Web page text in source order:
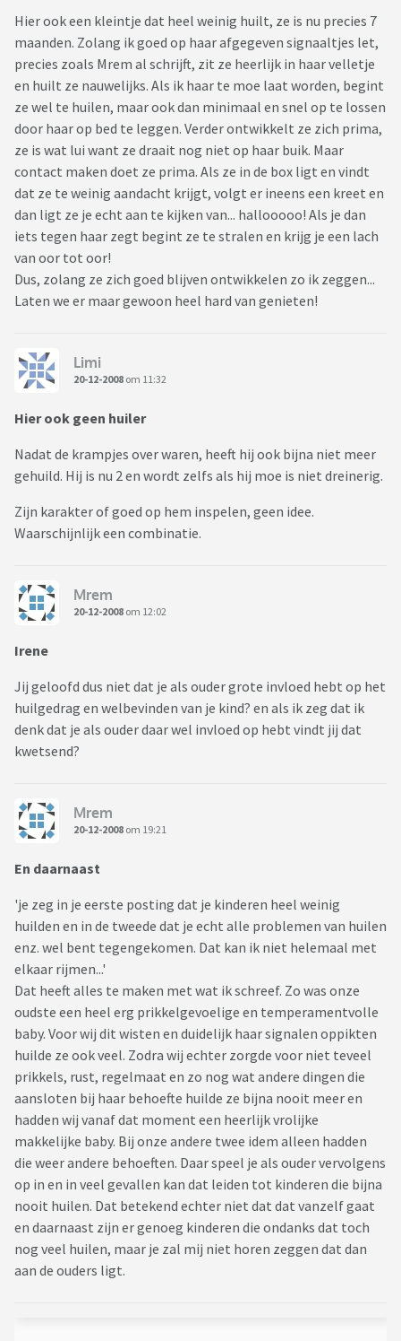
Hier ook een kleintje dat heel weinig huilt, ze is nu precies 7
maanden. Zolang ik goed op haar afgegeven signaaltjes let,
precies zoals Mrem al schrijft, zit ze heerlijk in haar velletje
en huilt ze nauwelijks. Als ik haar te moe laat worden, begint
ze wel te huilen, maar ook dan minimaal en snel op te lossen
door haar op bed te leggen. Verder ontwikkelt ze zich prima,
ze is wat lui want ze draait nog niet op haar buik. Maar
contact maken doet ze prima. Als ze in de box ligt en vindt
dat ze te weinig aandacht krijgt, volgt er ineens een kreet en
dan ligt ze je echt aan te kijken van... hallooooo! Als je dan
iets tegen haar zegt begint ze te stralen en krijg je een lach
van oor tot oor!
Dus, zolang ze zich goed blijven ontwikkelen zo ik zeggen...
Laten we er maar gewoon heel hard van genieten!
Limi
20-12-2008 om 11:32
Hier ook geen huiler
Nadat de krampjes over waren, heeft hij ook bijna niet meer
gehuild. Hij is nu 2 en wordt zelfs als hij moe is niet dreinerig.
Zijn karakter of goed op hem inspelen, geen idee.
Waarschijnlijk een combinatie.
Mrem
20-12-2008 om 12:02
Irene
Jij geloofd dus niet dat je als ouder grote invloed hebt op het
huilgedrag en welbevinden van je kind? en als ik zeg dat ik
denk dat je als ouder daar wel invloed op hebt vindt jij dat
kwetsend?
Mrem
20-12-2008 om 19:21
En daarnaast
'je zeg in je eerste posting dat je kinderen heel weinig
huilden en in de tweede dat je echt alle problemen van huilen
enz. wel bent tegengekomen. Dat kan ik niet helemaal met
elkaar rijmen...'
Dat heeft alles te maken met wat ik schreef. Zo was onze
oudste een heel erg prikkelgevoelige en temperamentvolle
baby. Voor wij dit wisten en duidelijk haar signalen oppikten
huilde ze ook veel. Zodra wij echter zorgde voor niet teveel
prikkels, rust, regelmaat en zo nog wat andere dingen die
aansloten bij haar behoefte huilde ze bijna nooit meer en
hadden wij vanaf dat moment een heerlijk vrolijke
makkelijke baby. Bij onze andere twee idem alleen hadden
die weer andere behoeften. Daar speel je als ouder vervolgens
op in en in veel gevallen kan dat leiden tot kinderen die bijna
nooit huilen. Dat betekend echter niet dat dat vanzelf gaat
en daarnaast zijn er genoeg kinderen die ondanks dat toch
nog veel huilen, maar je zal mij niet horen zeggen dat dan
aan de ouders ligt.